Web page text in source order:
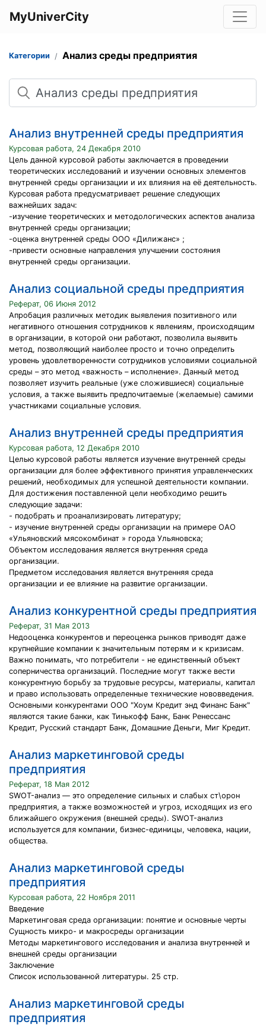
MyUniverCity
Категории Анализ среды предприятия
Поиск
Анализ внутренней среды предприятия
Курсовая работа, 24 Декабря 2010
Цель данной курсовой работы заключается в проведении
теоретических исследований и изучении основных элементов
внутренней среды организации и их влияния на её деятельность.
Курсовая работа предусматривает решение следующих
важнейших задач:
-изучение теоретических и методологических аспектов анализа
внутренней среды организации;
-оценка внутренней среды OOO «Дилижанс» ;
-привести основные направления улучшении состояния
внутренней среды организации.
Анализ социальной среды предприятия
Реферат, 06 Июня 2012
Апробация различных методик выявления позитивного или
негативного отношения сотрудников к явлениям, происходящим
в организации, в которой они работают, позволила выявить
метод, позволяющий наиболее просто и точно определить
уровень удовлетворенности сотрудников условиями социальной
среды – это метод «важность – исполнение». Данный метод
позволяет изучить реальные (уже сложившиеся) социальные
условия, а также выявить предпочитаемые (желаемые) самими
участниками социальные условия.
Анализ внутренней среды предприятия
Курсовая работа, 12 Декабря 2010
Целью курсовой работы является изучение внутренней среды
организации для более эффективного принятия управленческих
решений, необходимых для успешной деятельности компании.
Для достижения поставленной цели необходимо решить
следующие задачи:
- подобрать и проанализировать литературу;
- изучение внутренней среды организации на примере ОAO
«Ульяновский мясокомбинат » города Ульяновска;
Объектом исследования является внутренняя среда
организации.
Предметом исследования является внутренняя среда
организации и ее влияние на развитие организации.
Анализ конкурентной среды предприятия
Реферат, 31 Мая 2013
Недооценка конкурентов и переоценка рынков приводят даже
крупнейшие компании к значительным потерям и к кризисам.
Важно понимать, что потребители - не единственный объект
соперничества организаций. Последние могут также вести
конкурентную борьбу за трудовые ресурсы, материалы, капитал
и право использовать определенные технические нововведения.
Основными конкурентами ООО "Хоум Кредит энд Финанс Банк"
являются такие банки, как Тинькофф Банк, Банк Ренессанс
Кредит, Русский стандарт Банк, Домашние Деньги, Миг Кредит.
Анализ маркетинговой среды
предприятия
Реферат, 18 Мая 2012
SWOT-анализ — это определение сильных и слабых ст\орон
предприятия, а также возможностей и угроз, исходящих из его
ближайшего окружения (внешней среды). SWOT-анализ
используется для компании, бизнес-единицы, человека, нации,
общества.
Анализ маркетинговой среды
предприятия
Курсовая работа, 22 Ноября 2011
Введение
Маркетинговая среда организации: понятие и основные черты
Сущность микро- и макросреды организации
Методы маркетингового исследования и анализа внутренней и
внешней среды организации
Заключение
Список использованной литературы. 25 стр.
Анализ маркетинговой среды
предприятия